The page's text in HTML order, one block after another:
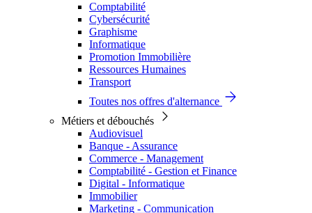
Comptabilité
Cybersécurité
Graphisme
Informatique
Promotion Immobilière
Ressources Humaines
Transport
Toutes nos offres d'alternance
Métiers et débouchés
Audiovisuel
Banque - Assurance
Commerce - Management
Comptabilité - Gestion et Finance
Digital - Informatique
Immobilier
Marketing - Communication